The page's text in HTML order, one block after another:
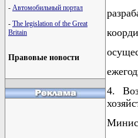
- Автомобильный портал
- The legislation of the Great
Britain
Правовые новости
4.